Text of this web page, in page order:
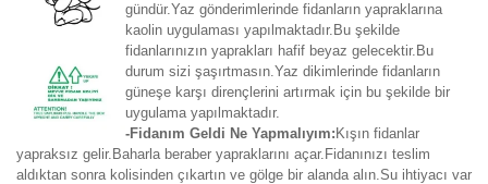
gündür.Yaz gönderimlerinde fidanların yapraklarına
kaolin uygulaması yapılmaktadır.Bu şekilde
fidanlarınızın yaprakları hafif beyaz gelecektir.Bu
durum sizi şaşırtmasın.Yaz dikimlerinde fidanların
güneşe karşı dirençlerini artırmak için bu şekilde bir
uygulama yapılmaktadır.
-Fidanım Geldi Ne Yapmalıyım: Kışın fidanlar
yapraksız gelir.Baharla beraber yapraklarını açar.Fidanınızı teslim
aldıktan sonra kolisinden çıkartın ve gölge bir alanda alın.Su ihtiyacı var